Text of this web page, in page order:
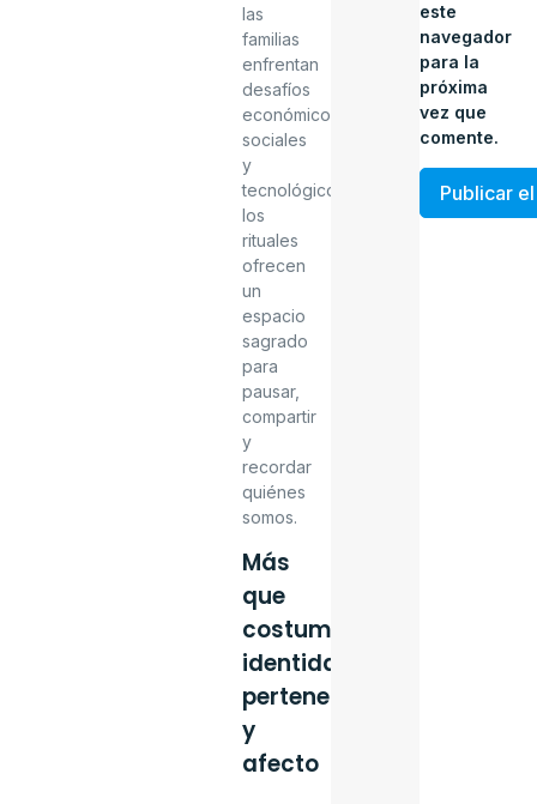
las
familias
enfrentan
desafíos
económicos,
sociales
y
tecnológicos,
los
rituales
ofrecen
un
espacio
sagrado
para
pausar,
compartir
y
recordar
quiénes
somos.
Más
que
costumbres:
identidad,
pertenencia
y
afecto
este
navegador
para la
próxima
vez que
comente.